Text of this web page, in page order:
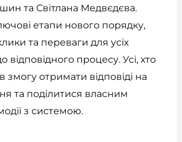
та Світлана Медвєдєва.
етапи нового порядку,
та переваги для усіх
відповідного процесу. Усі, хто
змогу отримати відповіді на
та поділитися власним
з системою.